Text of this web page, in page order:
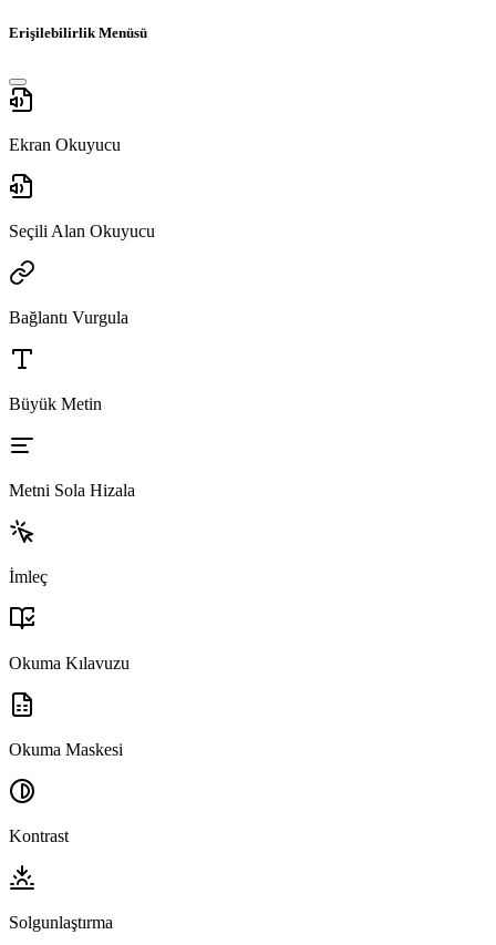
Erişilebilirlik Menüsü
Ekran Okuyucu
Seçili Alan Okuyucu
Bağlantı Vurgula
Büyük Metin
Metni Sola Hizala
İmleç
Okuma Kılavuzu
Okuma Maskesi
Kontrast
Solgunlaştırma